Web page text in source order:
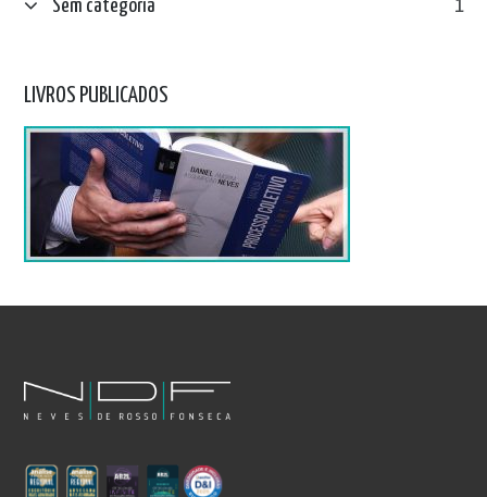
Sem categoria 1
LIVROS PUBLICADOS